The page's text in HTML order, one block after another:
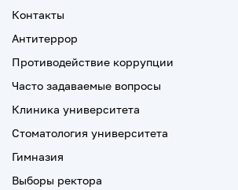
Контакты
Антитеррор
Противодействие коррупции
Часто задаваемые вопросы
Клиника университета
Стоматология университета
Гимназия
Выборы ректора